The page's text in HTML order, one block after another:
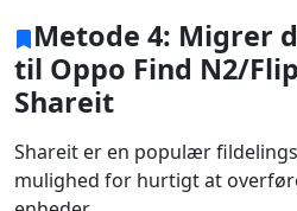
Metode 4: Migrer
til Oppo Find N2/
Shareit
Shareit er en populær
mulighed for hurtigt at
Dansk
русский
हिंदी
Română